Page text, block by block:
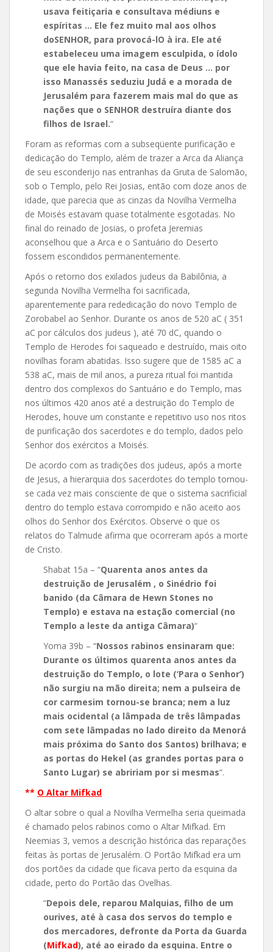
usava feitiçaria e consultava médiuns e
espíritas … Ele fez muito mal aos olhos
doSENHOR, para provocá-lO à ira. Ele até
estabeleceu uma imagem esculpida, o ídolo
que ele havia feito, na casa de Deus … por
isso Manassés seduziu Judá e a morada de
Jerusalém para fazerem mais mal do que as
nações que o SENHOR destruíra diante dos
filhos de Israel.“
Foram as reformas com a subseqüente purificação e
dedicação do Templo, além de trazer a Arca da Aliança
de seu esconderijo nas entranhas da Gruta de Salomão,
sob o Templo, pelo Rei Josias, então com doze anos de
idade, que parecia que as cinzas da Novilha Vermelha
de Moisés estavam quase totalmente esgotadas. No
final do reinado de Josias, o profeta Jeremias
aconselhou que a Arca e o Santuário do Deserto
fossem escondidos permanentemente.
Após o retorno dos exilados judeus da Babilônia, a
segunda Novilha Vermelha foi sacrificada,
aparentemente para rededicação do novo Templo de
Zorobabel ao Senhor. Durante os anos de 520 aC ( 351
aC por cálculos dos judeus ), até 70 dC, quando o
Templo de Herodes foi saqueado e destruído, mais oito
novilhas foram abatidas. Isso sugere que de 1585 aC a
538 aC, mais de mil anos, a pureza ritual foi mantida
dentro dos complexos do Santuário e do Templo, mas
nos últimos 420 anos até a destruição do Templo de
Herodes, houve um constante e repetitivo uso nos ritos
de purificação dos sacerdotes e do templo, dados pelo
Senhor dos exércitos a Moisés.
De acordo com as tradições dos judeus, após a morte
de Jesus, a hierarquia dos sacerdotes do templo tornou-
se cada vez mais consciente de que o sistema sacrificial
dentro do templo estava corrompido e não aceito aos
olhos do Senhor dos Exércitos. Observe o que os
relatos do Talmude afirma que ocorreram após a morte
de Cristo.
Shabat 15a – “Quarenta anos antes da
destruição de Jerusalém , o Sinédrio foi
banido (da Câmara de Hewn Stones no
Templo) e estava na estação comercial (no
Templo a leste da antiga Câmara)“
Yoma 39b – “Nossos rabinos ensinaram que:
Durante os últimos quarenta anos antes da
destruição do Templo, o lote (‘Para o Senhor’)
não surgiu na mão direita; nem a pulseira de
cor carmesim tornou-se branca; nem a luz
mais ocidental (a lâmpada de três lâmpadas
com sete lâmpadas no lado direito da Menorá
mais próxima do Santo dos Santos) brilhava; e
as portas do Hekel (as grandes portas para o
Santo Lugar) se abririam por si mesmas“.
** O Altar Mifkad
O altar sobre o qual a Novilha Vermelha seria queimada
é chamado pelos rabinos como o Altar Mifkad. Em
Neemias 3, vemos a descrição histórica das reparações
feitas às portas de Jerusalém. O Portão Mifkad era um
dos portões da cidade que ficava perto da esquina da
cidade, perto do Portão das Ovelhas.
“Depois dele, reparou Malquias, filho de um
ourives, até à casa dos servos do templo e
dos mercadores, defronte da Porta da Guarda
(Mifkad), até ao eirado da esquina. Entre o